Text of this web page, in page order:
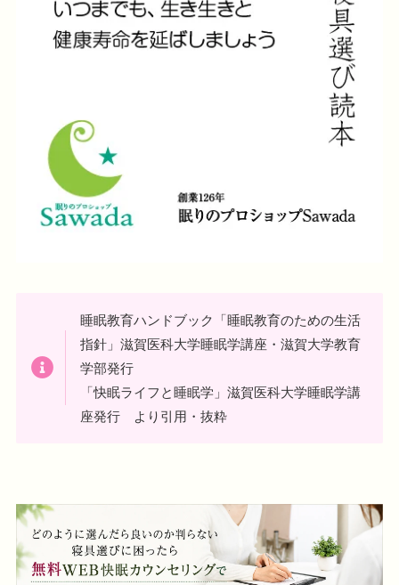
睡眠教育ハンドブック「睡眠教育のための生活
指針」滋賀医科大学睡眠学講座・滋賀大学教育
学部発行
「快眠ライフと睡眠学」滋賀医科大学睡眠学講
座発行 より引用・抜粋